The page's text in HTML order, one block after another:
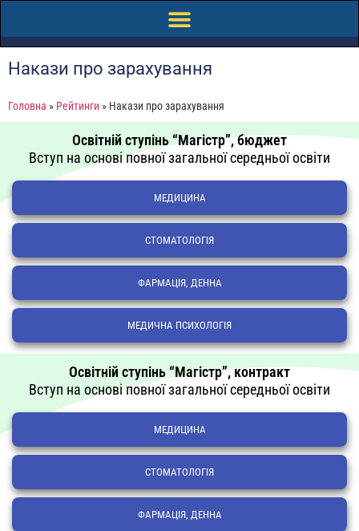
Накази про зарахування
Головна » Рейтинги » Накази про зарахування
Освітній ступінь “Магістр”, бюджет
Вступ на основі повної загальної середньої освіти
МЕДИЦИНА
СТОМАТОЛОГІЯ
ФАРМАЦІЯ, ДЕННА
МЕДИЧНА ПСИХОЛОГІЯ
Освітній ступінь “Магістр”, контракт
Вступ на основі повної загальної середньої освіти
МЕДИЦИНА
СТОМАТОЛОГІЯ
ФАРМАЦІЯ, ДЕННА